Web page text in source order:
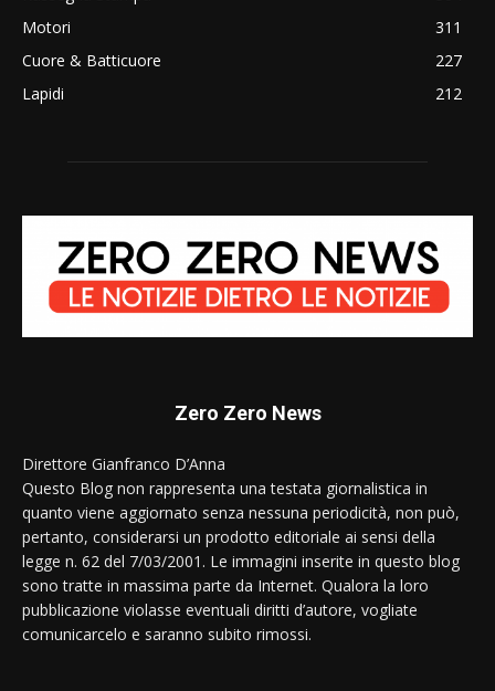
Motori
311
Cuore & Batticuore
227
Lapidi
212
Zero Zero News
Direttore Gianfranco D’Anna
Questo Blog non rappresenta una testata giornalistica in
quanto viene aggiornato senza nessuna periodicità, non può,
pertanto, considerarsi un prodotto editoriale ai sensi della
legge n. 62 del 7/03/2001. Le immagini inserite in questo blog
sono tratte in massima parte da Internet. Qualora la loro
pubblicazione violasse eventuali diritti d’autore, vogliate
comunicarcelo e saranno subito rimossi.